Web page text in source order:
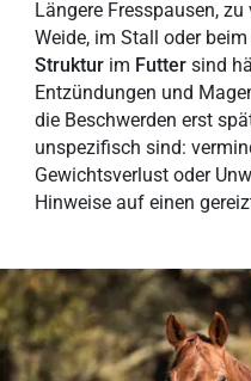
Längere Fresspausen,
Weide, im Stall oder
Struktur im Futtersind
Entzündungen und
die Beschwerden erst
unspezifisch sind:
Gewichtsverlust oder
Hinweise auf einen